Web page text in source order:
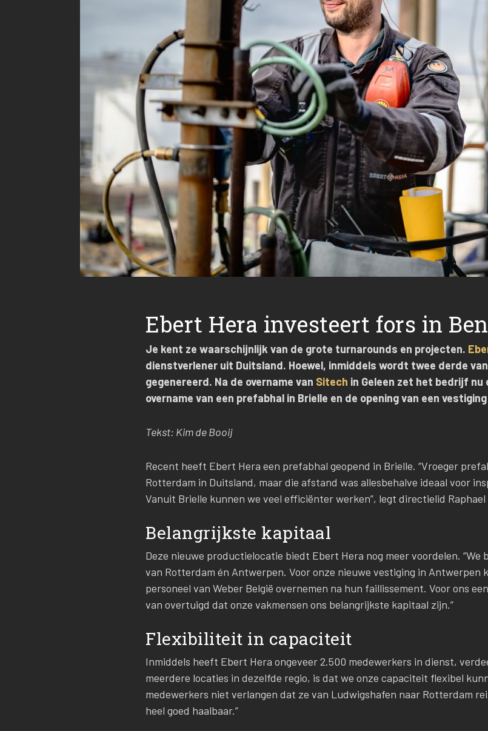
Ebert Hera investeert fors in
Je kent ze waarschijnlijk van de grote turnarounds en projecten.
dienstverlener uit Duitsland. Hoewel, inmiddels wordt twee derde
gegenereerd. Na de overname van Sitech in Geleen zet het bedrijf
overname van een prefabhal in Brielle en de opening van een
Tekst: Kim de Booij
Recent heeft Ebert Hera een prefabhal geopend in Brielle. “Vroeger
Rotterdam in Duitsland, maar die afstand was allesbehalve ideaal voor
Vanuit Brielle kunnen we veel efficiënter werken”, legt directielid
Belangrijkste kapitaal
Deze nieuwe productielocatie biedt Ebert Hera nog meer voordelen.
van Rotterdam én Antwerpen. Voor onze nieuwe vestiging in Antwerpen
personeel van Weber België overnemen na hun faillissement. Voor ons
van overtuigd dat onze vakmensen ons belangrijkste kapitaal zijn.”
Flexibiliteit in capaciteit
Inmiddels heeft Ebert Hera ongeveer 2.500 medewerkers in dienst,
meerdere locaties in dezelfde regio, is dat we onze capaciteit flexibel
medewerkers niet verlangen dat ze van Ludwigshafen naar Rotterdam
heel goed haalbaar.”